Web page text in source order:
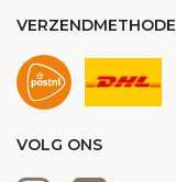
VERZENDMETHODE
VOLG ONS